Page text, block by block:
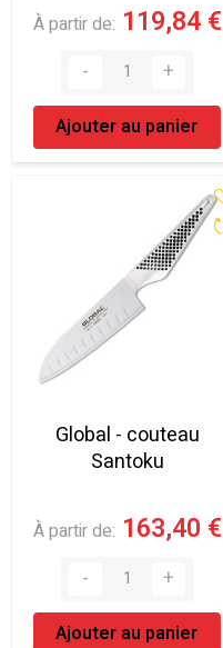
À partir de 119,84 €
Ajouter au panier
Global - couteau
Santoku
À partir de 163,40 €
Ajouter au panier